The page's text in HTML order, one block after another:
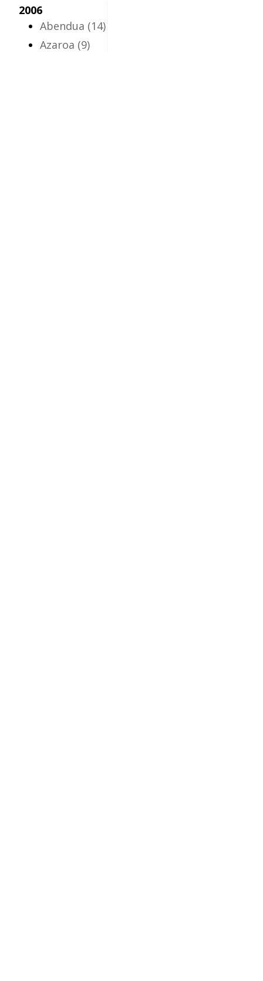
2006
Abendua (14)
Azaroa (9)